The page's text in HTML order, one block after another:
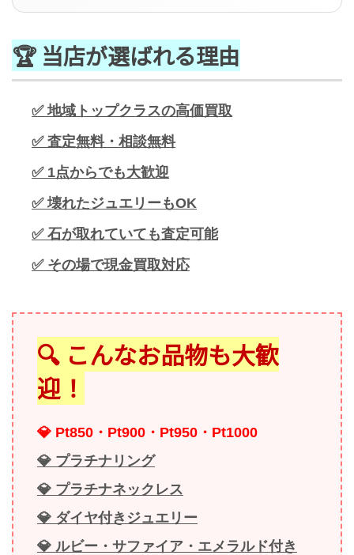
🏆 当店が選ばれる理由
✅ 地域トップクラスの高価買取
✅ 査定無料・相談無料
✅ 1点からでも大歓迎
✅ 壊れたジュエリーもOK
✅ 石が取れていても査定可能
✅ その場で現金買取対応
🔍 こんなお品物も大歓
迎！
💎 Pt850・Pt900・Pt950・Pt1000
💎 プラチナリング
💎 プラチナネックレス
💎 ダイヤ付きジュエリー
💎 ルビー・サファイア・エメラルド付き